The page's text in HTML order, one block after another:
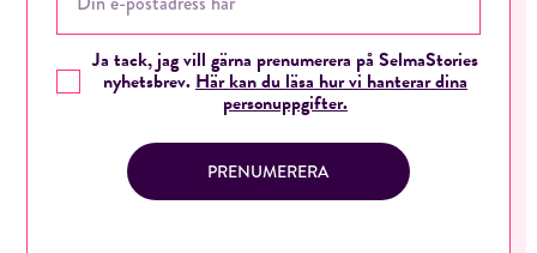
Ja tack, jag vill gärna prenumerera på SelmaStories
nyhetsbrev.Här kan du läsa hur vi hanterar dina
personuppgifter.
PRENUMERERA